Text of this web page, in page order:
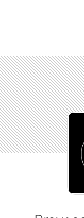
geht unser
Motto „Gonna
mit Dj Dux auf die
Ladies
More